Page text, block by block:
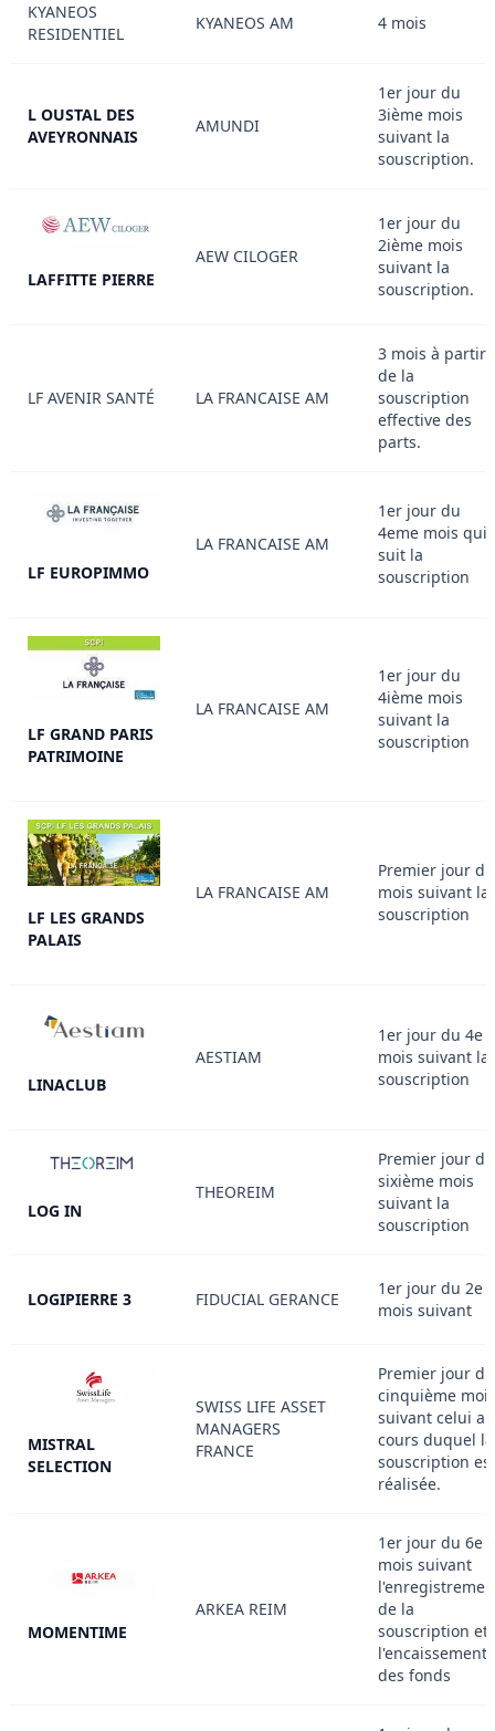
KYANEOS
RESIDENTIEL
KYANEOS AM 4 mois
L OUSTAL DES
AVEYRONNAIS
AMUNDI
1er jour du
3ième mois
suivant la
souscription.
LAFFITTE PIERRE
AEW CILOGER
1er jour du
2ième mois
suivant la
souscription.
LF AVENIR SANTÉ LA FRANCAISE AM
3 mois à partir
de la
souscription
effective des
parts.
LF EUROPIMMO
LA FRANCAISE AM
1er jour du
4eme mois qui
suit la
souscription
LF GRAND PARIS
PATRIMOINE
LA FRANCAISE AM
1er jour du
4ième mois
suivant la
souscription
LF LES GRANDS
PALAIS
LA FRANCAISE AM
Premier jour du
mois suivant la
souscription
LINACLUB
AESTIAM
1er jour du 4e
mois suivant la
souscription
LOG IN
THEOREIM
Premier jour du
sixième mois
suivant la
souscription
LOGIPIERRE 3 FIDUCIAL GERANCE
1er jour du 2e
mois suivant
MISTRAL
SELECTION
SWISS LIFE ASSET
MANAGERS
FRANCE
Premier jour du
cinquième mois
suivant celui au
cours duquel la
souscription est
réalisée.
MOMENTIME
ARKEA REIM
1er jour du 6e
mois suivant
de la
souscription et
l'encaissement
des fonds